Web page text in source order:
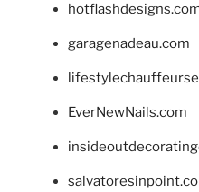
garagenadeau.com
EverNewNails.com